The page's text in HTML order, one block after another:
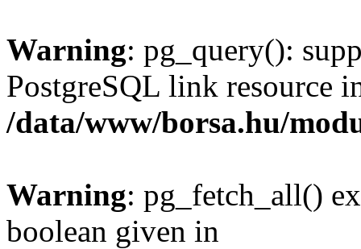
Warning: pg_query():
PostgreSQL link resource
/data/www/borsa.hu/
Warning: pg_fetch_all()
boolean given in